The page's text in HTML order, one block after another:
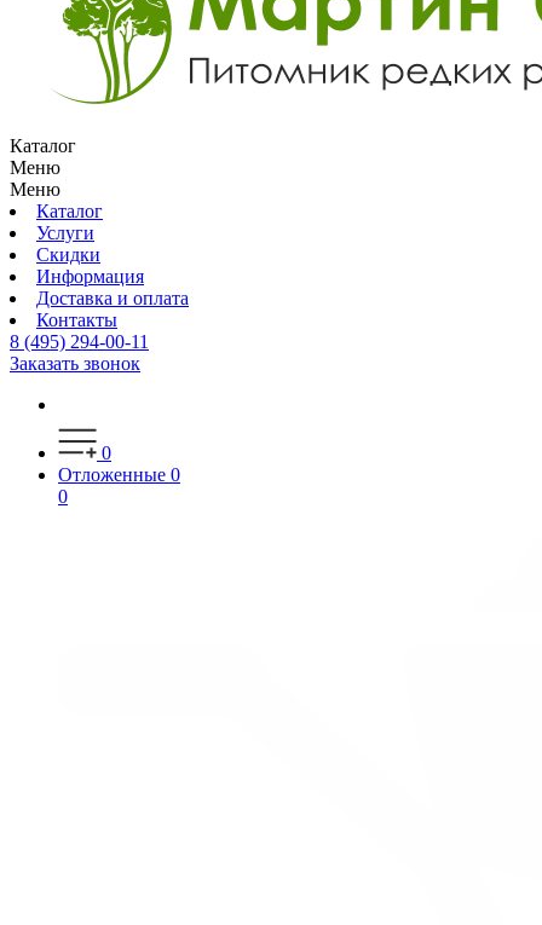
Каталог
Меню
Меню
Каталог
Услуги
Скидки
Информация
Доставка и оплата
Контакты
8 (495) 294-00-11
Заказать звонок
0
Отложенные 0
0